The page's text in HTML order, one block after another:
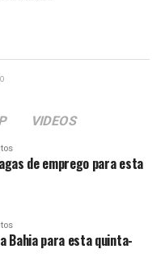
VIDEOS
de emprego para esta
Bahia para esta quinta-